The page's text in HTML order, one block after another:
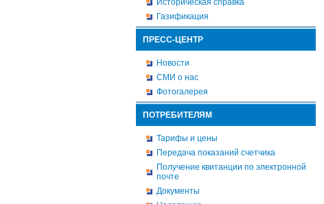
Историческая справка
Газификация
ПРЕСС-ЦЕНТР
Новости
СМИ о нас
Фотогалерея
ПОТРЕБИТЕЛЯМ
Тарифы и цены
Передача показаний счетчика
Получение квитанции по электронной
почте
Документы